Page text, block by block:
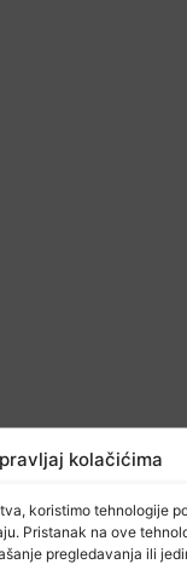
HoReCa
kolačićima
koristimo tehnologije
Pristanak na ove
pregledavanja ili